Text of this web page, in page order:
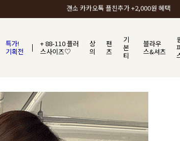
갠소에서 가장 많이 사랑받는 BEST ITEM
특가!
기획전
+ 88-110 플러
스사이즈♡
상
의
팬
츠
기
본
티
블라우
스&셔츠